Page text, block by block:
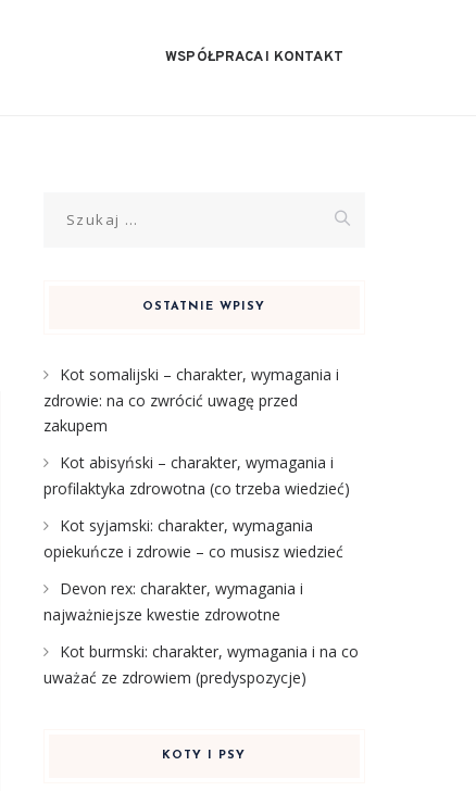
WSPÓŁPRACA I KONTAKT
OSTATNIE WPISY
Kot somalijski – charakter, wymagania i
zdrowie: na co zwrócić uwagę przed
zakupem
Kot abisyński – charakter, wymagania i
profilaktyka zdrowotna (co trzeba wiedzieć)
Kot syjamski: charakter, wymagania
opiekuńcze i zdrowie – co musisz wiedzieć
Devon rex: charakter, wymagania i
najważniejsze kwestie zdrowotne
Kot burmski: charakter, wymagania i na co
uważać ze zdrowiem (predyspozycje)
KOTY I PSY